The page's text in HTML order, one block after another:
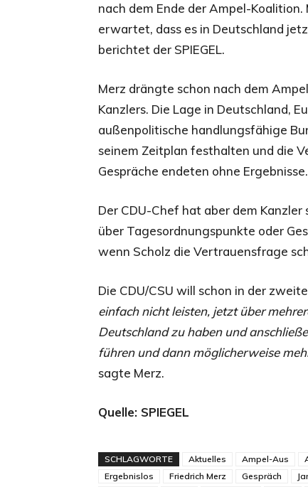
nach dem Ende der Ampel-
erwartet, dass es in Deutschland
berichtet der SPIEGEL.
Merz drängte schon nach dem
Kanzlers. Die Lage in Deutschland,
außenpolitische handlungsfähige
seinem Zeitplan festhalten und die
Gespräche endeten ohne Ergebnisse.
Der CDU-Chef hat aber dem
über Tagesordnungspunkte oder
wenn Scholz die Vertrauensfrage
Die CDU/CSU will schon in der
einfach nicht leisten, jetzt über
Deutschland zu haben und
führen und dann möglicherweise
sagte Merz.
Quelle: SPIEGEL
SCHLAGWORTE Aktuelles Ampel-Aus
Ergebnislos
Friedrich Merz Gespräch